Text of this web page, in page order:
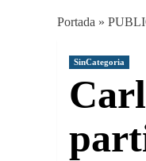
Portada »
SinCategoria